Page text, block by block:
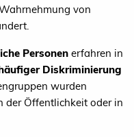
von
Personen erfahren in
Diskriminierung
wurden
der Öffentlichkeit oder in